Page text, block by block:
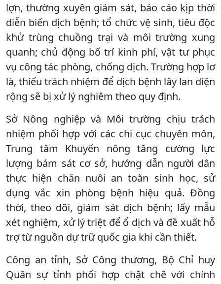
lợn, thường xuyên giám sát, báo cáo kịp thời
diễn biến dịch bệnh; tổ chức vệ sinh, tiêu độc
khử trùng chuồng trại và môi trường xung
quanh; chủ động bố trí kinh phí, vật tư phục
vụ công tác phòng, chống dịch. Trường hợp lơ
là, thiếu trách nhiệm để dịch bệnh lây lan diện
rộng sẽ bị xử lý nghiêm theo quy định.
Sở Nông nghiệp và Môi trường chịu trách
nhiệm phối hợp với các chi cục chuyên môn,
Trung tâm Khuyến nông tăng cường lực
lượng bám sát cơ sở, hướng dẫn người dân
thực hiện chăn nuôi an toàn sinh học, sử
dụng vắc xin phòng bệnh hiệu quả. Đồng
thời, theo dõi, giám sát dịch bệnh; lấy mẫu
xét nghiệm, xử lý triệt để ổ dịch và đề xuất hỗ
trợ từ nguồn dự trữ quốc gia khi cần thiết.
Công an tỉnh, Sở Công thương, Bộ Chỉ huy
Quân sự tỉnh phối hợp chặt chẽ với chính